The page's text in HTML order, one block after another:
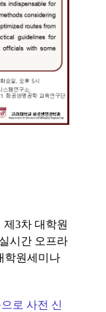
제3차 대학원
시간 오프라
학원세미나
로 사전 신